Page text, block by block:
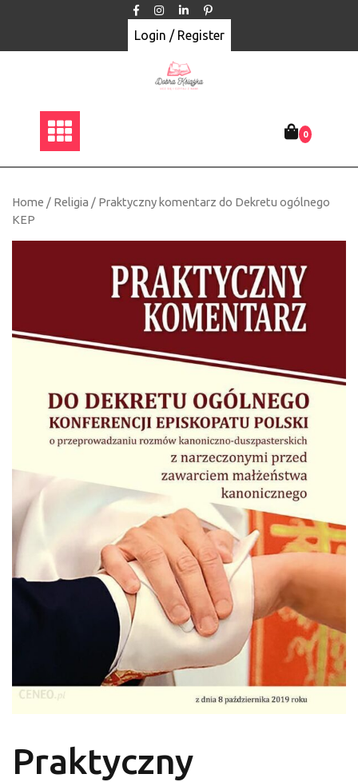
Login / Register
0
Home / Religia / Praktyczny komentarz do Dekretu ogólnego
KEP
Praktyczny